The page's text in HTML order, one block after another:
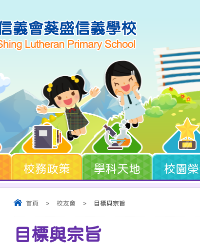
校務政策 學科天地 校園
首頁 > 校友會 > 目標與宗旨
目標與宗旨